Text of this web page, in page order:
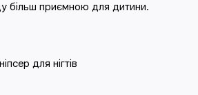
більш приємною для дитини.
для нігтів